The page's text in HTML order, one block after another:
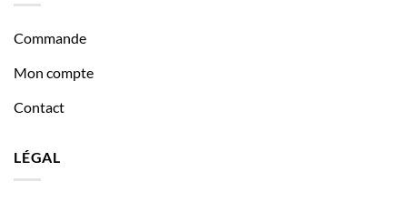
Commande
Mon compte
Contact
LÉGAL